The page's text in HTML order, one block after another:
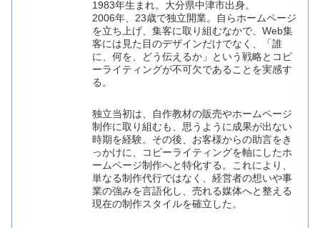
1983年生まれ。大分県中津市出身。
2006年、23歳で独立開業。自らホームページ
を立ち上げ、集客に取り組むなかで、Web集
客には見た目のデザインだけでなく、「誰
に、何を、どう伝えるか」という戦略とコピ
ーライティングが不可欠であることを実感す
る。
独立当初は、自作教材の販売やホームページ
制作に取り組むも、思うように成果が出ない
時期を経験。その後、お客様からの助言をき
っかけに、コピーライティングを軸にしたホ
ームページ制作へと特化する。これにより、
単なる制作代行ではなく、経営者の想いや事
業の強みを言語化し、売れる媒体へと整える
現在の制作スタイルを確立した。